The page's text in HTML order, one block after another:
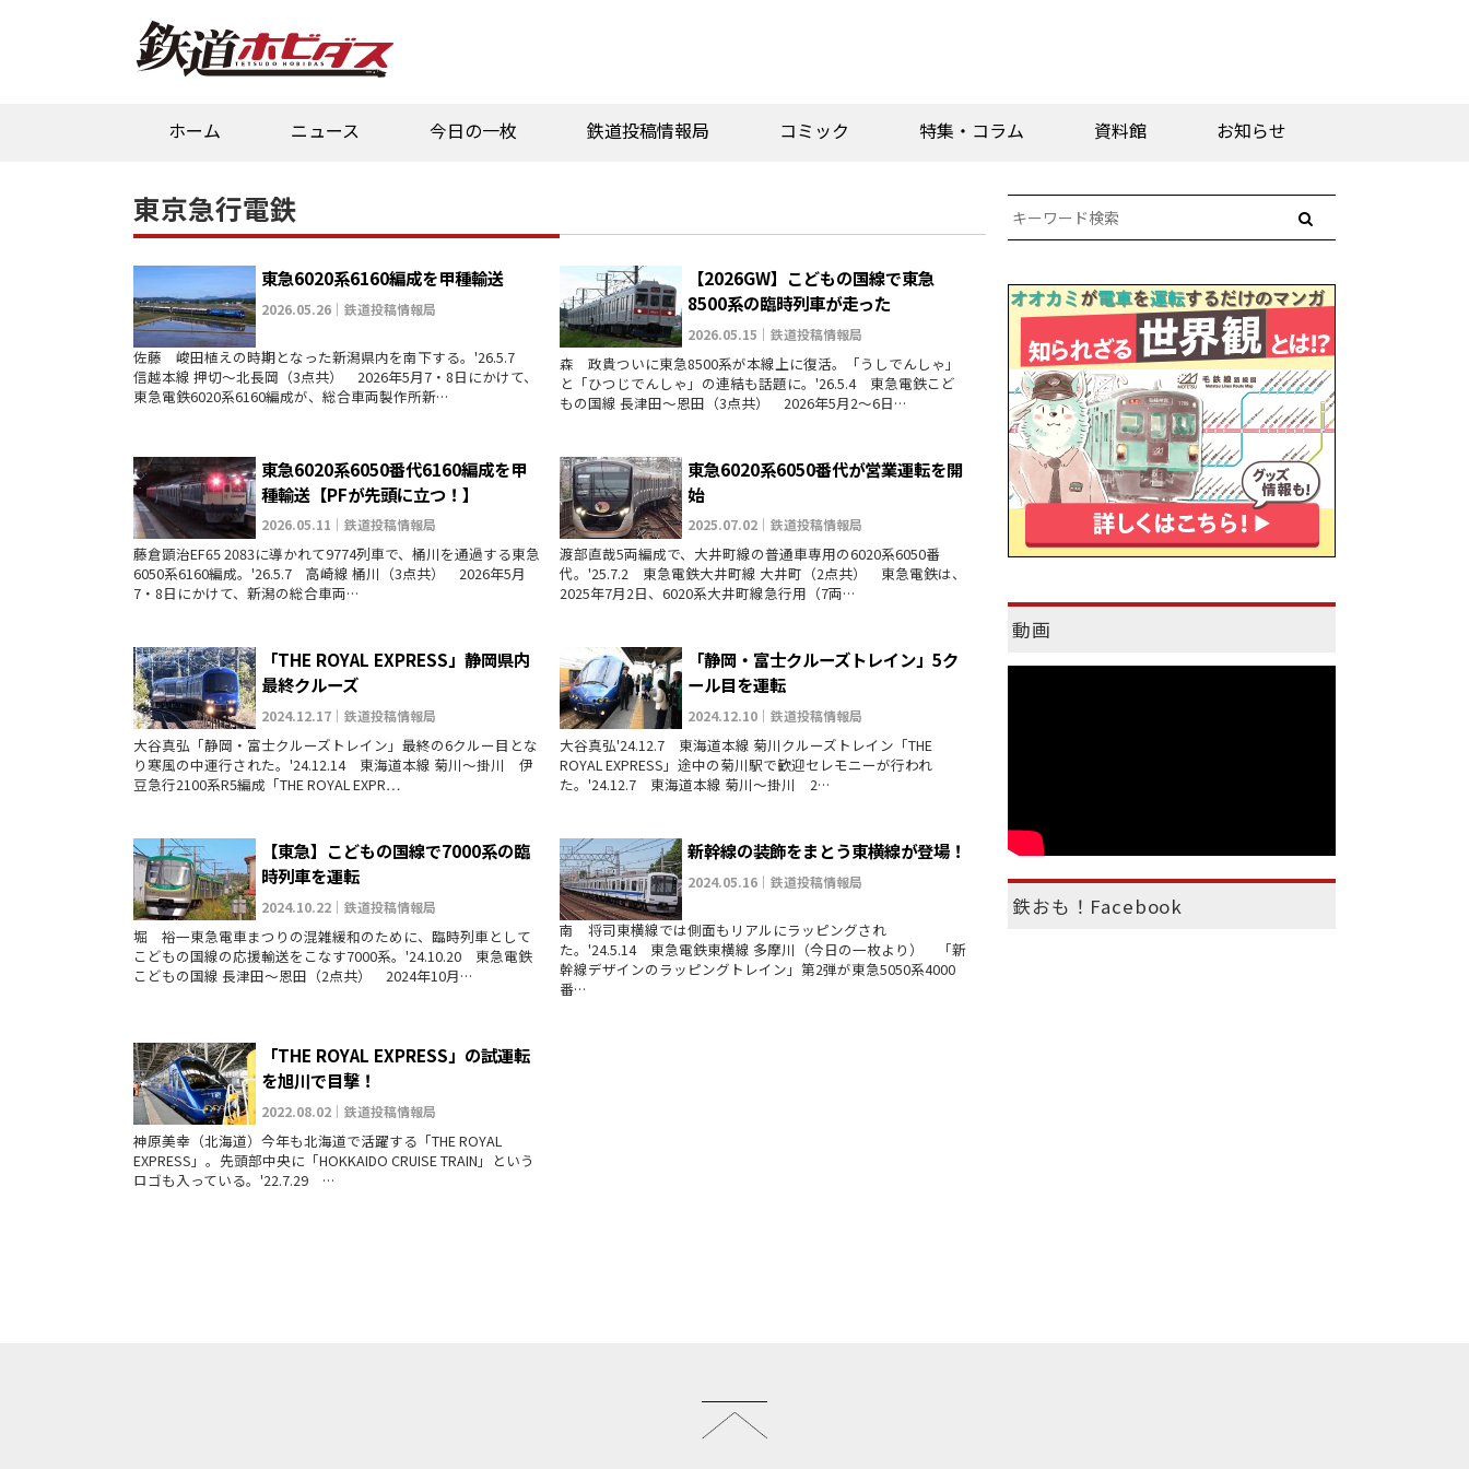
ホーム ニュース 今日の一枚 鉄道投稿情報局 コミック 特集・コラム 資料館 お知らせ
東京急行電鉄
東急6020系6160編成を甲種輸送
2026.05.26｜鉄道投稿情報局
佐藤 峻田植えの時期となった新潟県内を南下する。'26.5.7
信越本線 押切～北長岡（3点共） 2026年5月7・8日にかけて、
東急電鉄6020系6160編成が、総合車両製作所新…
【2026GW】こどもの国線で東急
8500系の臨時列車が走った
2026.05.15｜鉄道投稿情報局
森 政貴ついに東急8500系が本線上に復活。「うしでんしゃ」
と「ひつじでんしゃ」の連結も話題に。'26.5.4 東急電鉄こど
もの国線 長津田〜恩田（3点共） 2026年5月2〜6日…
東急6020系6050番代6160編成を甲
種輸送【PFが先頭に立つ！】
2026.05.11｜鉄道投稿情報局
藤倉顕治EF65 2083に導かれて9774列車で、桶川を通過する東急
6050系6160編成。'26.5.7 高崎線 桶川（3点共） 2026年5月
7・8日にかけて、新潟の総合車両…
東急6020系6050番代が営業運転を開
始
2025.07.02｜鉄道投稿情報局
渡部直哉5両編成で、大井町線の普通車専用の6020系6050番
代。'25.7.2 東急電鉄大井町線 大井町（2点共） 東急電鉄は、
2025年7月2日、6020系大井町線急行用（7両…
「THE ROYAL EXPRESS」静岡県内
最終クルーズ
2024.12.17｜鉄道投稿情報局
大谷真弘「静岡・富士クルーズトレイン」最終の6クルー目とな
り寒風の中運行された。'24.12.14 東海道本線 菊川～掛川 伊
豆急行2100系R5編成「THE ROYAL EXPR…
「静岡・富士クルーズトレイン」5ク
ール目を運転
2024.12.10｜鉄道投稿情報局
大谷真弘'24.12.7 東海道本線 菊川クルーズトレイン「THE
ROYAL EXPRESS」途中の菊川駅で歓迎セレモニーが行われ
た。'24.12.7 東海道本線 菊川～掛川 2…
【東急】こどもの国線で7000系の臨
時列車を運転
2024.10.22｜鉄道投稿情報局
堀 裕一東急電車まつりの混雑緩和のために、臨時列車として
こどもの国線の応援輸送をこなす7000系。'24.10.20 東急電鉄
こどもの国線 長津田～恩田（2点共） 2024年10月…
新幹線の装飾をまとう東横線が登場！
2024.05.16｜鉄道投稿情報局
南 将司東横線では側面もリアルにラッピングされ
た。'24.5.14 東急電鉄東横線 多摩川（今日の一枚より） 「新
幹線デザインのラッピングトレイン」第2弾が東急5050系4000
番…
「THE ROYAL EXPRESS」の試運転
を旭川で目撃！
2022.08.02｜鉄道投稿情報局
神原美幸（北海道）今年も北海道で活躍する「THE ROYAL
EXPRESS」。先頭部中央に「HOKKAIDO CRUISE TRAIN」という
ロゴも入っている。'22.7.29 …
動画
鉄おも！Facebook